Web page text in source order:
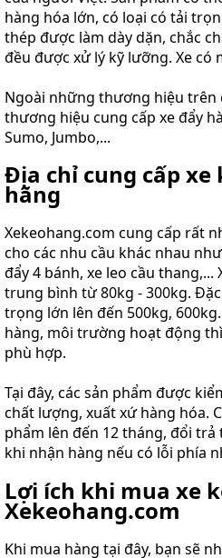
hàng hóa lớn, có loại có tải
thép được làm dày dặn, chắc
đều được xử lý kỹ lưỡng. Xe có
Ngoài những thương hiệu trên
thương hiệu cung cấp xe đẩy
Sumo, Jumbo,...
Địa chỉ cung cấp xe
hãng
Xekeohang.com cung cấp rất
cho các nhu cầu khác nhau
đẩy 4 bánh, xe leo cầu
trung bình từ 80kg - 300kg.
trọng lớn lên đến 500kg,
hàng, môi trường hoạt động
phù hợp.
Tại đây, các sản phẩm được
chất lượng, xuất xứ hàng hóa.
phẩm lên đến 12 tháng, đổi
khi nhận hàng nếu có lỗi phía
Lợi ích khi mua xe
Xekeohang.com
Khi mua hàng tại đây, bạn sẽ